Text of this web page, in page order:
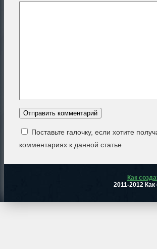
Поставьте галочку, если хотите
комментариях к данной статье
Как
2011-2012